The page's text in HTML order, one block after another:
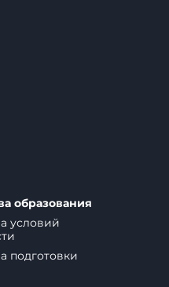
образования
условий
подготовки